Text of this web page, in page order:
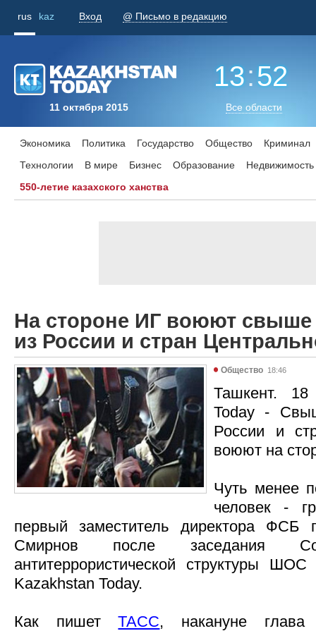
rus kaz Вход @ Письмо в редакцию
11 октября 2015
13:52
Все области
Экономика Политика Государство Общество
Криминал
Технологии
В мире Бизнес Образование
Недвижимость
550-летие казахского ханства
На стороне ИГ воюют свыше
из России и стран
Общество 18:46
Ташкент. 18
Today -
России и
воюют на
Чуть менее
человек -
первый заместитель директора ФСБ
Смирнов после заседания
антитеррористической структуры
Kazakhstan Today.
Как пишетТАСС, накануне